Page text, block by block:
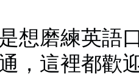
想磨練英語
，這裡都歡